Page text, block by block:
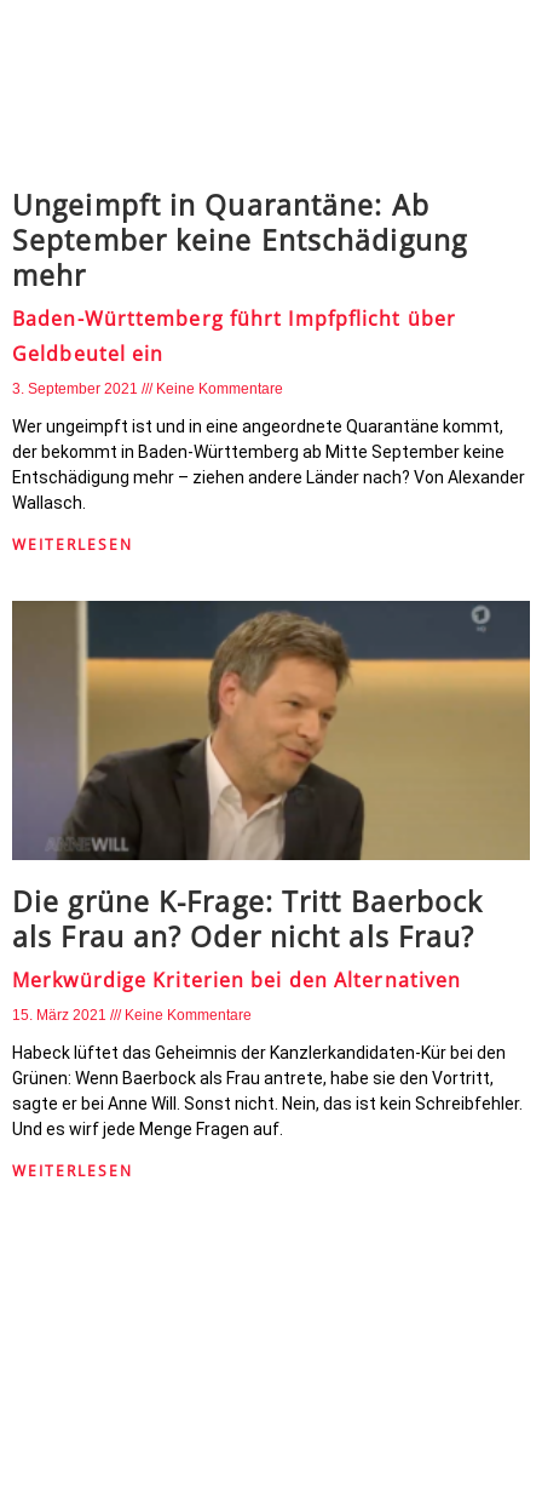
Ungeimpft in Quarantäne: Ab
September keine Entschädigung
mehr
Baden-Württemberg führt Impfpflicht über
Geldbeutel ein
3. September 2021 Keine Kommentare
Wer ungeimpft ist und in eine angeordnete Quarantäne kommt,
der bekommt in Baden-Württemberg ab Mitte September keine
Entschädigung mehr – ziehen andere Länder nach? Von Alexander
Wallasch.
WEITERLESEN
Die grüne K-Frage: Tritt Baerbock
als Frau an? Oder nicht als Frau?
Merkwürdige Kriterien bei den Alternativen
15. März 2021 Keine Kommentare
Habeck lüftet das Geheimnis der Kanzlerkandidaten-Kür bei den
Grünen: Wenn Baerbock als Frau antrete, habe sie den Vortritt,
sagte er bei Anne Will. Sonst nicht. Nein, das ist kein Schreibfehler.
Und es wirf jede Menge Fragen auf.
WEITERLESEN